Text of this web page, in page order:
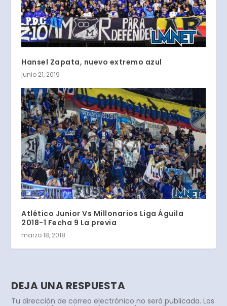
Hansel Zapata, nuevo extremo azul
junio 21, 2019
Atlético Junior Vs Millonarios Liga Águila
2018-1 Fecha 9 La previa
marzo 18, 2018
DEJA UNA RESPUESTA
Tu dirección de correo electrónico no será publicada. Los